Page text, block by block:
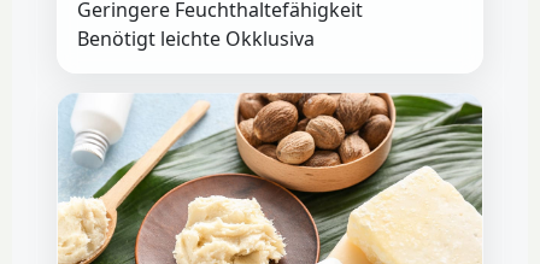
Geringere Feuchthaltefähigkeit
Benötigt leichte Okklusiva